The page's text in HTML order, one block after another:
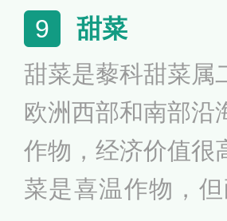
粉、蛋白质的加
素、铜、锌、镁、
提供多种必要的营
脂，有保持血管
等。但患有严重
病、痛风、低碘等
9 甜菜
甜菜是藜科甜菜属
欧洲西部和南部沿
作物，经济价值很
菜是喜温作物，